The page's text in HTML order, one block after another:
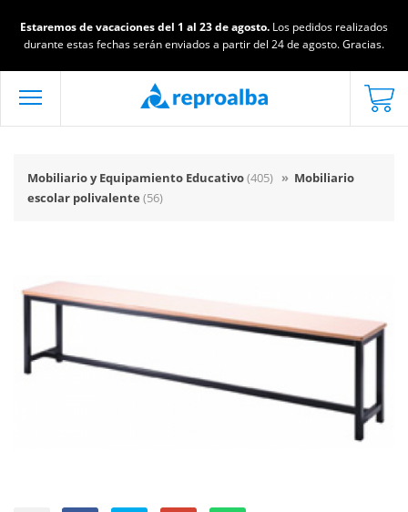
Estaremos de vacaciones del 1 al 23 de agosto. Los pedidos realizados
durante estas fechas serán enviados a partir del 24 de agosto. Gracias.
Mobiliario y Equipamiento Educativo(405) » Mobiliario
escolar polivalente (56)